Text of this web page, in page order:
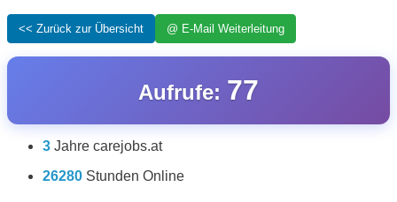
Aufrufe: 77
3 Jahre carejobs.at
26280 Stunden Online